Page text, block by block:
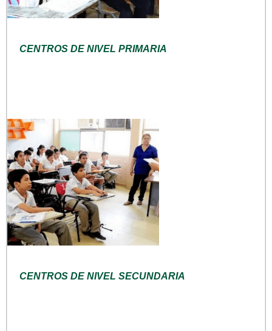
CENTROS DE NIVEL PRIMARIA
CENTROS DE NIVEL SECUNDARIA